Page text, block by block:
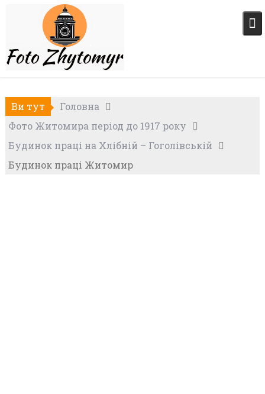
Ви тут
Головна
Фото Житомира період до 1917 року
Будинок праці на Хлібній – Гоголівській
Будинок праці Житомир